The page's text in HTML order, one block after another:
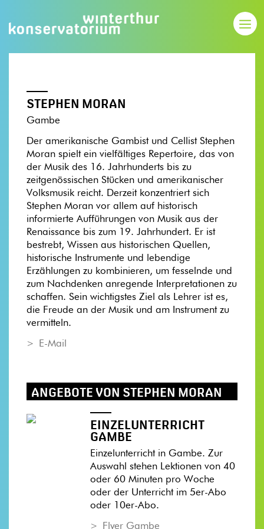
STEPHEN MORAN
Gambe
Der amerikanische Gambist und Cellist Stephen
Moran spielt ein vielfältiges Repertoire, das von
der Musik des 16. Jahrhunderts bis zu
zeitgenössischen Stücken und amerikanischer
Volksmusik reicht. Derzeit konzentriert sich
Stephen Moran vor allem auf historisch
informierte Aufführungen von Musik aus der
Renaissance bis zum 19. Jahrhundert. Er ist
bestrebt, Wissen aus historischen Quellen,
historische Instrumente und lebendige
Erzählungen zu kombinieren, um fesselnde und
zum Nachdenken anregende Interpretationen zu
schaffen. Sein wichtigstes Ziel als Lehrer ist es,
die Freude an der Musik und am Instrument zu
vermitteln.
E-Mail
ANGEBOTE VON STEPHEN MORAN
EINZELUNTERRICHT
GAMBE
Einzelunterricht in Gambe. Zur
Auswahl stehen Lektionen von 40
oder 60 Minuten pro Woche
oder der Unterricht im 5er-Abo
oder 10er-Abo.
Flyer Gambe